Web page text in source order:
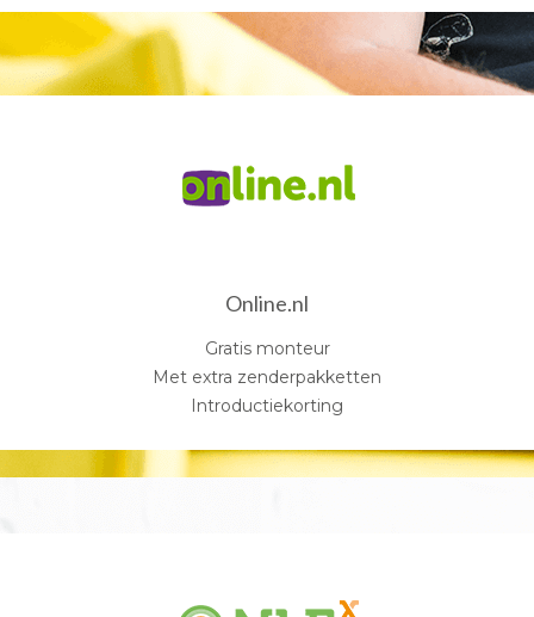
Online.nl
Gratis monteur
Met extra zenderpakketten
Introductiekorting